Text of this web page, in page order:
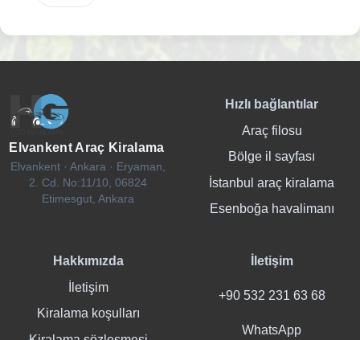
Elvankent Araç Kiralama
Elvankent · Ankara · Eryaman,
2. Cd. No:11/10, 06824
Etimesgut, Ankara
Hızlı bağlantılar
Araç filosu
Bölge il sayfası
İstanbul araç kiralama
Esenboğa havalimanı
Hakkımızda
İletişim
Kiralama koşulları
İletişim
+90 532 231 63 68
WhatsApp